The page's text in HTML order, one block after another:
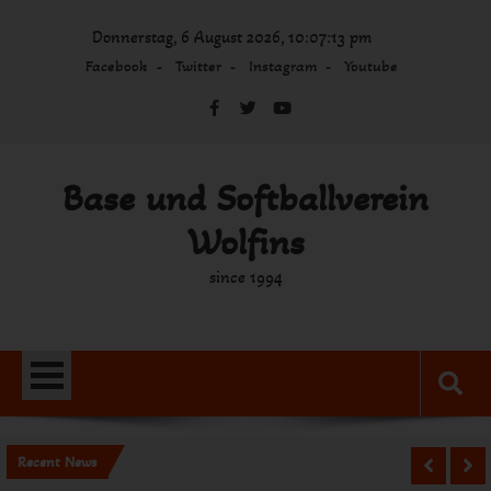
Donnerstag, 6 August 2026, 10:07:13 pm
Facebook Twitter Instagram Youtube
Base und Softballverein
Wolfins
since 1994
Recent News